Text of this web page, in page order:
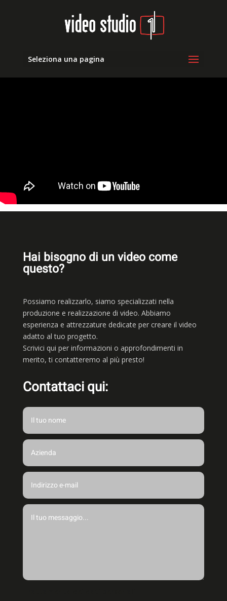
Seleziona una pagina
Hai bisogno di un video come
questo?
Possiamo realizzarlo, siamo specializzati nella
produzione e realizzazione di video. Abbiamo
esperienza e attrezzature dedicate per creare il video
adatto al tuo progetto.
Scrivici qui per informazioni o approfondimenti in
merito, ti contatteremo al più presto!
Contattaci qui: